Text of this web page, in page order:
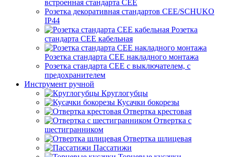
встроенная стандарта CEE
Розетка декоративная стандартов CEE/SCHUKO
IP44
Розетка
стандарта СЕЕ кабельная
Розетка стандарта СЕЕ накладного монтажа
Розетка стандарта СЕЕ с выключателем, с
предохранителем
Инструмент ручной
Круглогубцы
Кусачки бокорезы
Отвертка крестовая
Отвертка с
шестигранником
Отвертка шлицевая
Пассатижи